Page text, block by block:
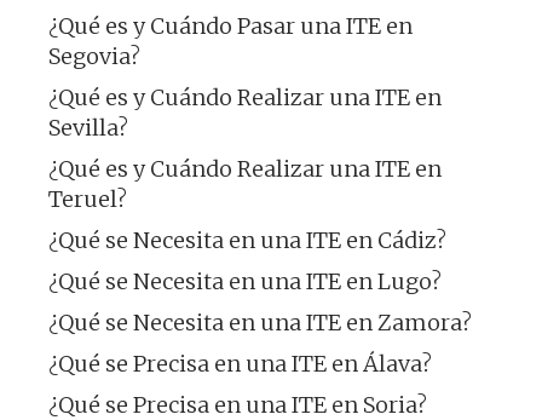
¿Qué es y Cuándo Pasar una ITE en
Segovia?
¿Qué es y Cuándo Realizar una ITE en
Sevilla?
¿Qué es y Cuándo Realizar una ITE en
Teruel?
¿Qué se Necesita en una ITE en Cádiz?
¿Qué se Necesita en una ITE en Lugo?
¿Qué se Necesita en una ITE en Zamora?
¿Qué se Precisa en una ITE en Álava?
¿Qué se Precisa en una ITE en Soria?